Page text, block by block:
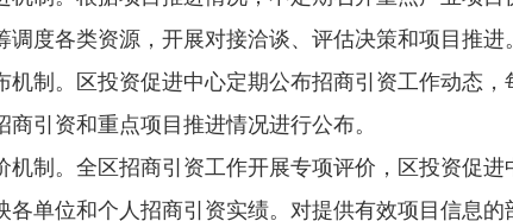
度各类资源，开展对接洽谈、评估决策和项目推进。
机制。区投资促进中心定期公布招商引资工作动态，
引资和重点项目推进情况进行公布。
机制。全区招商引资工作开展专项评价，区投资促进
各单位和个人招商引资实绩。对提供有效项目信息的